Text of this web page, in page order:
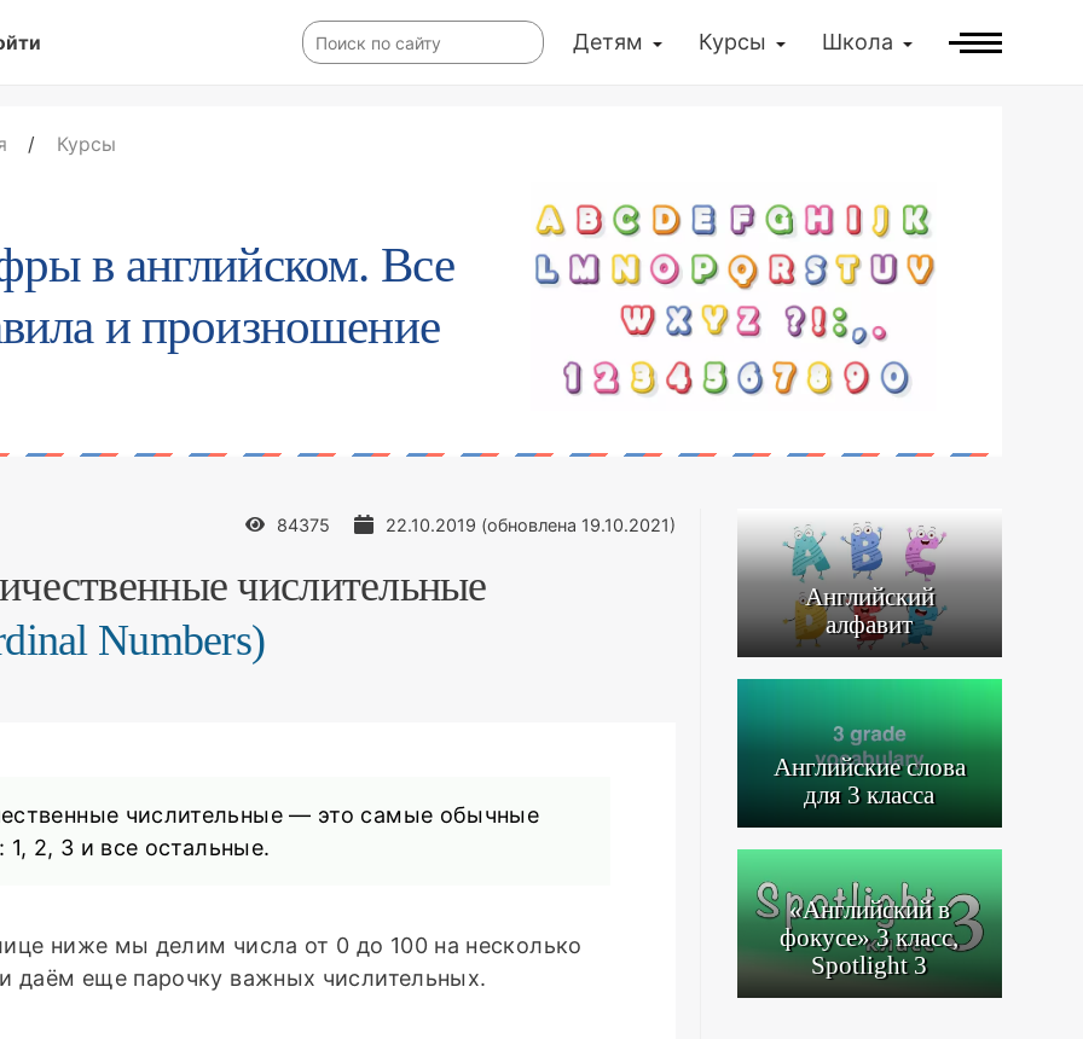
Детям Курсы Школа
/ Курсы
в английском. Все
и произношение
84375 22.10.2019 (обновлена 19.10.2021)
числительные
Numbers)
числительные — это самые обычные
1, 2, 3 и все остальные.
ниже мы делим числа от 0 до 100 на несколько
даём еще парочку важных числительных.
Английский
алфавит
Английские слова
для 3 класса
«Английский в
фокусе» 3 класс,
Spotlight 3